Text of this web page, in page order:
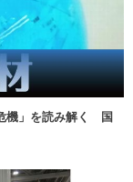
機」を読み解く 国